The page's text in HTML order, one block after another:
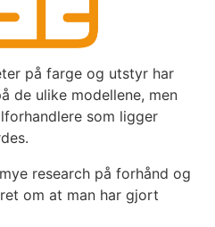
på farge og utstyr har
de ulike modellene, men
som ligger
research på forhånd og
om at man har gjort